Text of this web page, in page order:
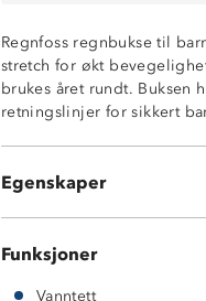
​​Regnfoss regnbukse til
stretch for økt
brukes året rundt. Buksen
retningslinjer for sikkert
Egenskaper
Sveisede sømmer
Avtagbare
Refleks nederst i
Strikk i livet
Yttermateriale: 100%
Funksjoner
Vanntett